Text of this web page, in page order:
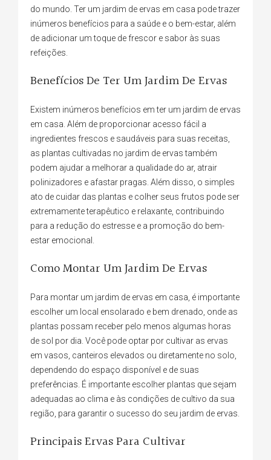
do mundo. Ter um jardim de ervas em casa pode trazer
inúmeros benefícios para a saúde e o bem-estar, além
de adicionar um toque de frescor e sabor às suas
refeições.
Benefícios De Ter Um Jardim De Ervas
Existem inúmeros benefícios em ter um jardim de ervas
em casa. Além de proporcionar acesso fácil a
ingredientes frescos e saudáveis para suas receitas,
as plantas cultivadas no jardim de ervas também
podem ajudar a melhorar a qualidade do ar, atrair
polinizadores e afastar pragas. Além disso, o simples
ato de cuidar das plantas e colher seus frutos pode ser
extremamente terapêutico e relaxante, contribuindo
para a redução do estresse e a promoção do bem-
estar emocional.
Como Montar Um Jardim De Ervas
Para montar um jardim de ervas em casa, é importante
escolher um local ensolarado e bem drenado, onde as
plantas possam receber pelo menos algumas horas
de sol por dia. Você pode optar por cultivar as ervas
em vasos, canteiros elevados ou diretamente no solo,
dependendo do espaço disponível e de suas
preferências. É importante escolher plantas que sejam
adequadas ao clima e às condições de cultivo da sua
região, para garantir o sucesso do seu jardim de ervas.
Principais Ervas Para Cultivar